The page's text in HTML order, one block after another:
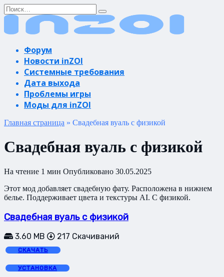
Перейти
к
содержанию
Search
for:
Форум
Новости inZOI
Системные требования
Дата выхода
Проблемы игры
Моды для inZOI
Главная страница » Свадебная вуаль с физикой
Свадебная вуаль с физикой
На чтение 1 мин Опубликовано 30.05.2025
Этот мод добавляет свадебную фату. Расположена в нижнем
белье. Поддерживает цвета и текстуры AI. С физикой.
Свадебная вуаль с физикой
3.60 MB 217 Скачиваний
СКАЧАТЬ
УСТАНОВКА